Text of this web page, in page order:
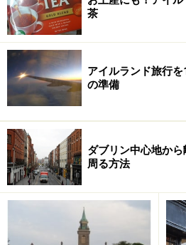
いう点。ダブリンに住んでいる
のナンバーは覚えている人が多
所に行く場合はダブリンバスの
きのバスナンバーを検索する人
茶
アイルランド旅行
の準備
ダブリン中心地か
周る方法